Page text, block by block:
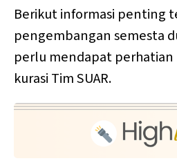
Berikut informasi penting
pengembangan semesta
perlu mendapat perhatian
kurasi Tim SUAR.